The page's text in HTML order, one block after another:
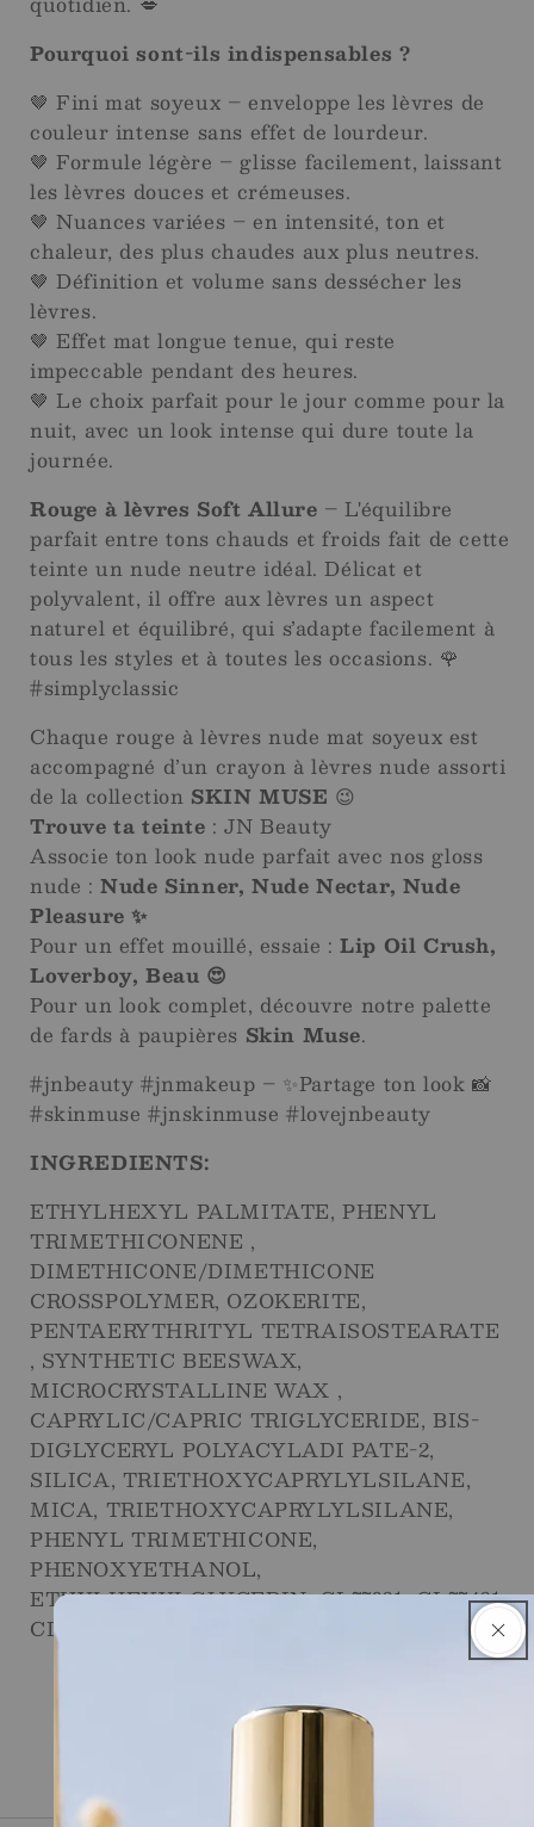
Pourquoi sont-ils indispensables ?
🤎 Fini mat soyeux – enveloppe les lèvres de
couleur intense sans effet de lourdeur.
🤎 Formule légère – glisse facilement, laissant
les lèvres douces et crémeuses.
🤎 Nuances variées – en intensité, ton et
chaleur, des plus chaudes aux plus neutres.
🤎 Définition et volume sans dessécher les
lèvres.
🤎 Effet mat longue tenue, qui reste
impeccable pendant des heures.
🤎 Le choix parfait pour le jour comme pour la
nuit, avec un look intense qui dure toute la
journée.
Rouge à lèvres Soft Allure – L'équilibre
parfait entre tons chauds et froids fait de cette
teinte un nude neutre idéal. Délicat et
polyvalent, il offre aux lèvres un aspect
naturel et équilibré, qui s’adapte facilement à
tous les styles et à toutes les occasions. 🌹
#simplyclassic
Chaque rouge à lèvres nude mat soyeux est
accompagné d’un crayon à lèvres nude assorti
de la collection SKIN MUSE 😉
Trouve ta teinte : JN Beauty
Associe ton look nude parfait avec nos gloss
nude :Nude Sinner, Nude Nectar, Nude
Pleasure ✨
Pour un effet mouillé, essaie :Lip Oil Crush,
Loverboy, Beau 😍
Pour un look complet, découvre notre palette
de fards à paupières Skin Muse.
#jnbeauty #jnmakeup – ✨Partage ton look 📸
#skinmuse #jnskinmuse #lovejnbeauty
INGREDIENTS:
ETHYLHEXYL PALMITATE, PHENYL
TRIMETHICONENE ,
DIMETHICONE/DIMETHICONE
CROSSPOLYMER, OZOKERITE,
PENTAERYTHRITYL TETRAISOSTEARATE
, SYNTHETIC BEESWAX,
MICROCRYSTALLINE WAX ,
CAPRYLIC/CAPRIC TRIGLYCERIDE, BIS-
DIGLYCERYL POLYACYLADI PATE-2,
SILICA, TRIETHOXYCAPRYLYLSILANE,
MICA, TRIETHOXYCAPRYLYLSILANE,
PHENYL TRIMETHICONE,
PHENOXYETHANOL,
ETHYLHEXYLGLYCERIN, CI 77891, CI 77491,
CI77492, CI 15850:1